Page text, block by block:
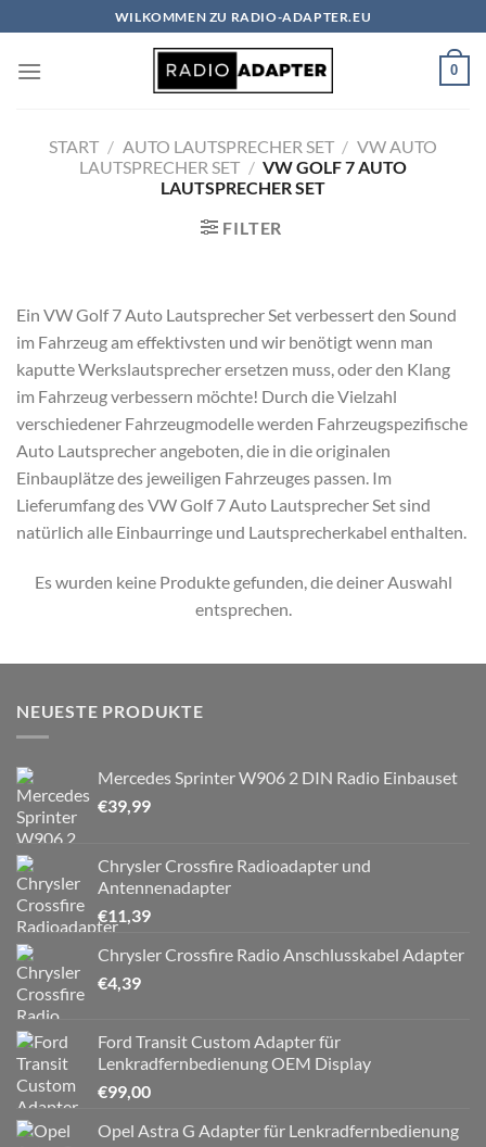
Inhalt
springen
WILKOMMEN ZU RADIO-ADAPTER.EU
0
START / AUTO LAUTSPRECHER SET / VW AUTO
LAUTSPRECHER SET / VW GOLF 7 AUTO
LAUTSPRECHER SET
FILTER
Ein VW Golf 7 Auto Lautsprecher Set verbessert den Sound
im Fahrzeug am effektivsten und wir benötigt wenn man
kaputte Werkslautsprecher ersetzen muss, oder den Klang
im Fahrzeug verbessern möchte! Durch die Vielzahl
verschiedener Fahrzeugmodelle werden Fahrzeugspezifische
Auto Lautsprecher angeboten, die in die originalen
Einbauplätze des jeweiligen Fahrzeuges passen. Im
Lieferumfang des VW Golf 7 Auto Lautsprecher Set sind
natürlich alle Einbaurringe und Lautsprecherkabel enthalten.
Es wurden keine Produkte gefunden, die deiner Auswahl
entsprechen.
NEUESTE PRODUKTE
Mercedes Sprinter W906 2 DIN Radio Einbauset
€39,99
Chrysler Crossfire Radioadapter und
Antennenadapter
€11,39
Chrysler Crossfire Radio Anschlusskabel Adapter
€4,39
Ford Transit Custom Adapter für
Lenkradfernbedienung OEM Display
€99,00
Opel Astra G Adapter für Lenkradfernbedienung